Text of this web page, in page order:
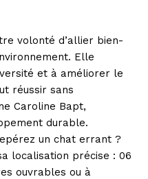
volonté d’allier bien-
Elle
et à améliorer le
réussir sans
Caroline Bapt,
durable.
un chat errant ?
localisation précise : 06
ouvrables ou à